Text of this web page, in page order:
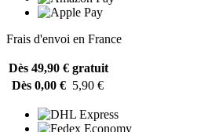
Frais d'envoi en France
Dès 49,90 € gratuit
Dès 0,00 € 5,90 €